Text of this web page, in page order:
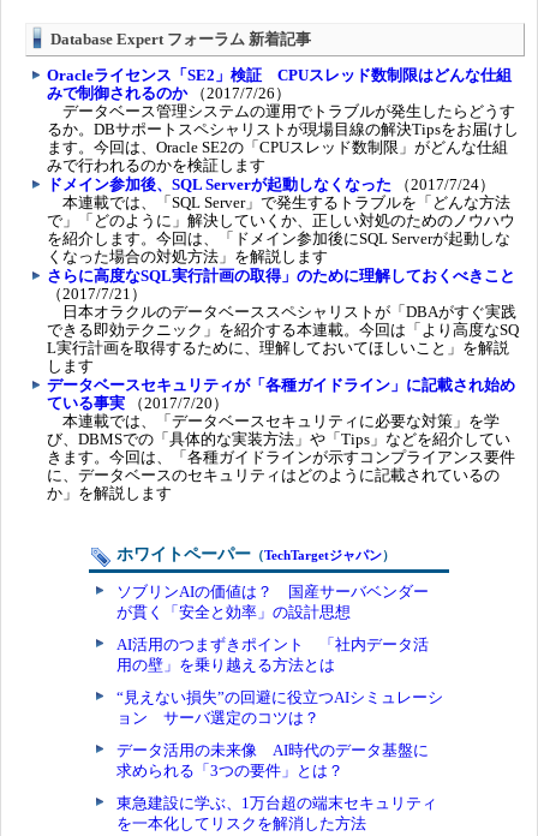
Database Expert フォーラム 新着記事
Oracleライセンス「SE2」検証 CPUスレッド数制限はどんな仕組
みで制御されるのか（2017/7/26）
データベース管理システムの運用でトラブルが発生したらどうす
るか。DBサポートスペシャリストが現場目線の解決Tipsをお届けし
ます。今回は、Oracle SE2の「CPUスレッド数制限」がどんな仕組
みで行われるのかを検証します
ドメイン参加後、SQL Serverが起動しなくなった （2017/7/24）
本連載では、「SQL Server」で発生するトラブルを「どんな方法
で」「どのように」解決していくか、正しい対処のためのノウハウ
を紹介します。今回は、「ドメイン参加後にSQL Serverが起動しな
くなった場合の対処方法」を解説します
さらに高度なSQL実行計画の取得」のために理解しておくべきこと
（2017/7/21）
日本オラクルのデータベーススペシャリストが「DBAがすぐ実践
できる即効テクニック」を紹介する本連載。今回は「より高度なSQ
L実行計画を取得するために、理解しておいてほしいこと」を解説
します
データベースセキュリティが「各種ガイドライン」に記載され始め
ている事実 （2017/7/20）
本連載では、「データベースセキュリティに必要な対策」を学
び、DBMSでの「具体的な実装方法」や「Tips」などを紹介してい
きます。今回は、「各種ガイドラインが示すコンプライアンス要件
に、データベースのセキュリティはどのように記載されているの
か」を解説します
ホワイトペーパー （TechTargetジャパン）
ソブリンAIの価値は？ 国産サーバベンダー
が貫く「安全と効率」の設計思想
AI活用のつまずきポイント 「社内データ活
用の壁」を乗り越える方法とは
“見えない損失”の回避に役立つAIシミュレーシ
ョン サーバ選定のコツは？
データ活用の未来像 AI時代のデータ基盤に
求められる「3つの要件」とは？
東急建設に学ぶ、1万台超の端末セキュリティ
を一本化してリスクを解消した方法